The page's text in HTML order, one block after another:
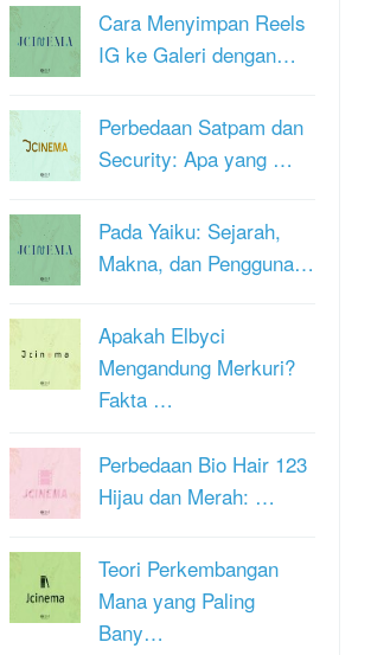
Cara Menyimpan Reels
IG ke Galeri dengan…
Perbedaan Satpam dan
Security: Apa yang …
Pada Yaiku: Sejarah,
Makna, dan Pengguna…
Apakah Elbyci
Mengandung Merkuri?
Fakta …
Perbedaan Bio Hair 123
Hijau dan Merah: …
Teori Perkembangan
Mana yang Paling
Bany…